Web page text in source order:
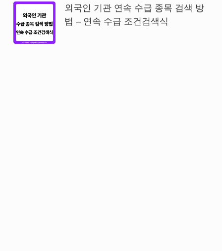
외국인 기관 연속 수급 종목 검색 방
법 – 연속 수급 조건검색식